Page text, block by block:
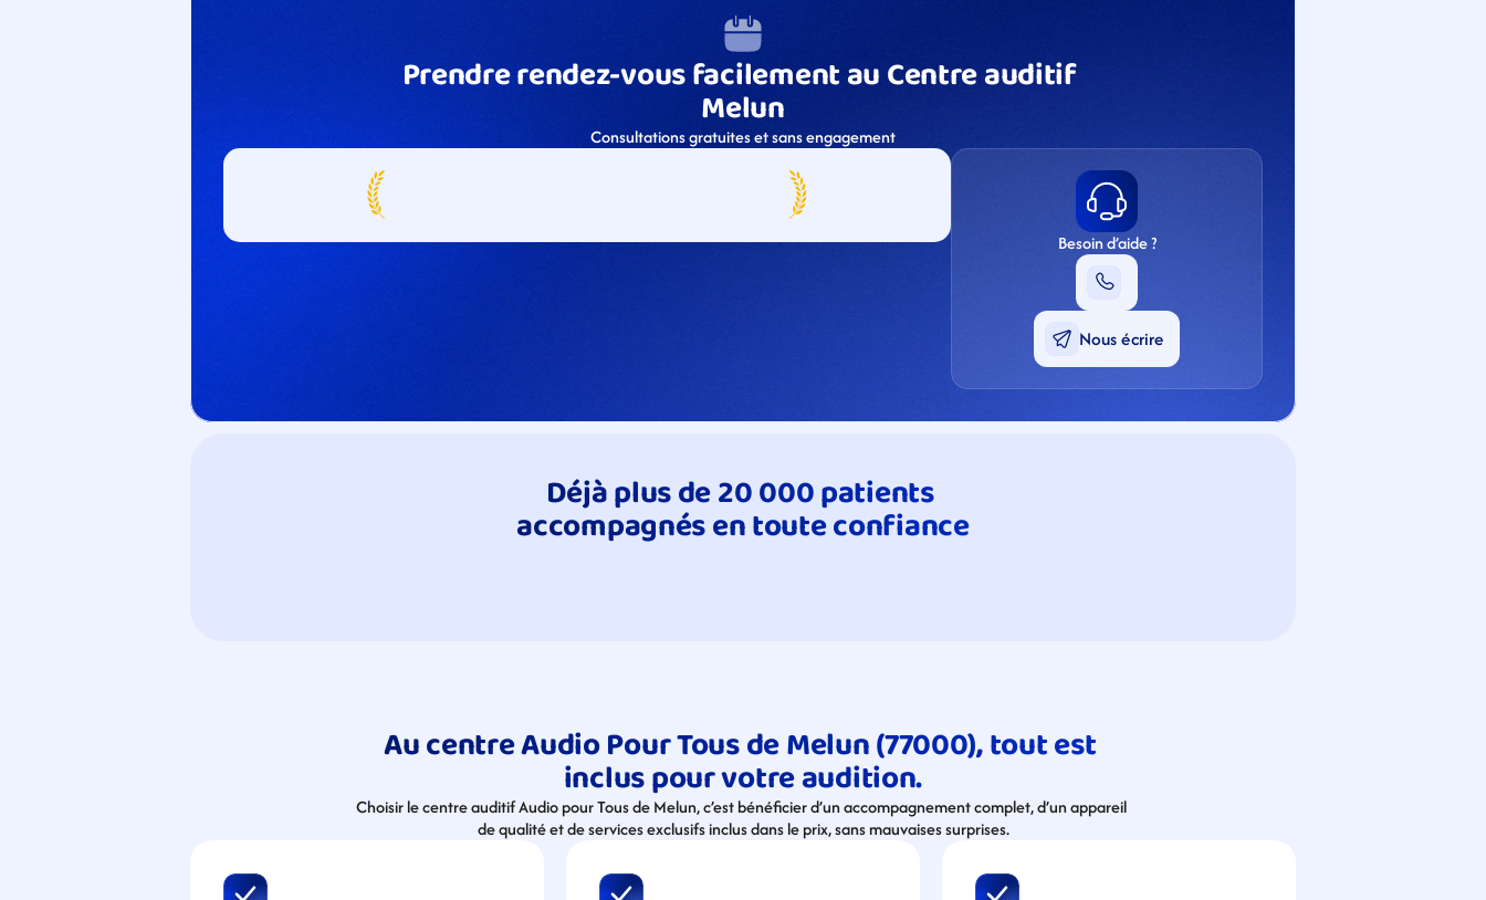
Prendre rendez-vous facilement au Centre auditif
Melun
Consultations gratuites et sans engagement
Besoin d’aide ?
Nous écrire
Déjà plus de 20 000 patients
accompagnés en toute confiance
Au centre Audio Pour Tous de Melun (77000), tout est
inclus pour votre audition.
Choisir le centre auditif Audio pour Tous de Melun, c’est bénéficier d’un accompagnement complet, d’un appareil
de qualité et de services exclusifs inclus dans le prix, sans mauvaises surprises.